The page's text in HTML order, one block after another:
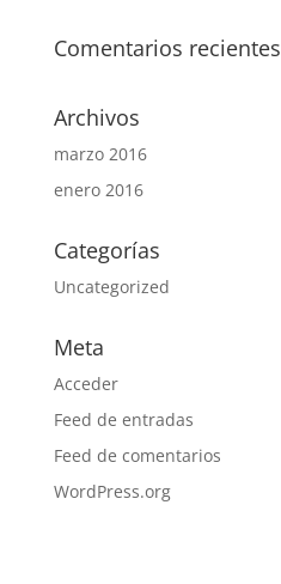
Comentarios recientes
Archivos
marzo 2016
enero 2016
Categorías
Uncategorized
Meta
Acceder
Feed de entradas
Feed de comentarios
WordPress.org